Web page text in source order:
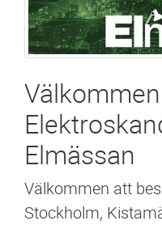
Elmässan
Välkommen att
Stockholm,